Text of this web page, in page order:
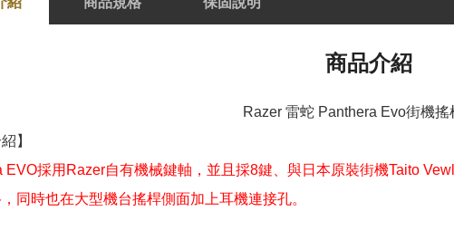
商品介紹
Razer 雷蛇 Panthera Evo街機搖
】
EVO採用Razer自有機械鍵軸，並且採8鍵、與日本原裝街機Taito
同時也在大型機台搖桿側面加上耳機連接孔。